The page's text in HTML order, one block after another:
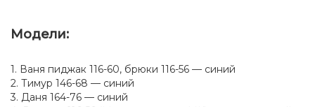
Модели:
1. Ваня пиджак 116-60, брюки 116-56 — синий
2. Тимур 146-68 — синий
3. Даня 164-76 — синий